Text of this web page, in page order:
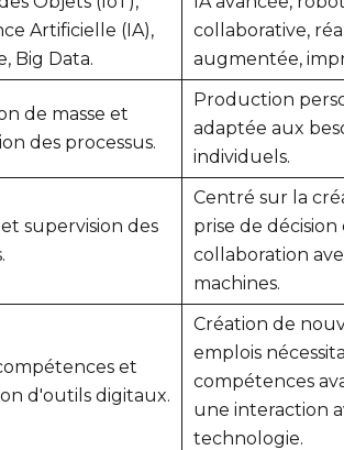
Artificielle (IA),
Big Data.
collaborative,
augmentée,
de masse et
des processus.
Production
adaptée aux
individuels.
supervision des
Centré sur la
prise de décision
collaboration
machines.
et
d'outils digitaux.
Création de
emplois
compétences
une interaction
technologie.